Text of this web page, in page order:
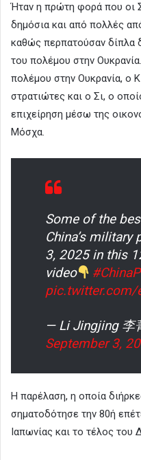
Ήταν η πρώτη φορά που οι
δημόσια και από πολλές
καθώς περπατούσαν δίπλα
του πολέμου στην
πολέμου στην Ουκρανία, ο
στρατιώτες και ο Σι, ο
επιχείρηση μέσω της
Μόσχα.
Some of the
China’s military
3, 2025 in this
video
pic.twitter.com/
— Li Jingjing 李
September 3,
Η παρέλαση, η οποία
σηματοδότησε την 80ή
Ιαπωνίας και το τέλος